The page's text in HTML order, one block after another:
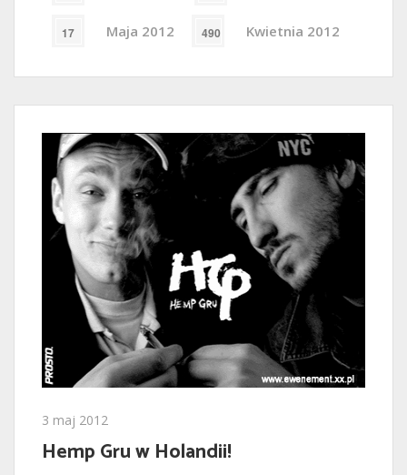
17 Maja 2012 490 Kwietnia 2012
3 maj 2012
Hemp Gru w Holandii!